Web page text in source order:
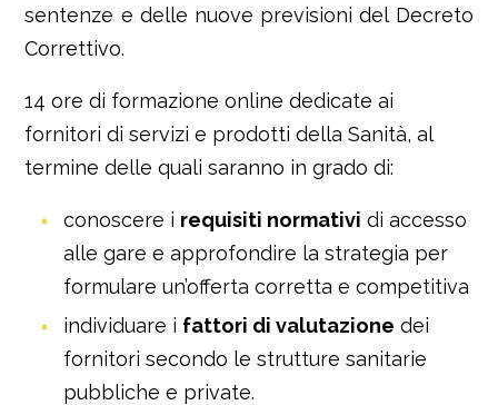
sentenze e delle nuove previsioni del Decreto
Correttivo.
14 ore di formazione online dedicate ai
fornitori di servizi e prodotti della Sanità, al
termine delle quali saranno in grado di:
conoscere i requisiti normativi di accesso
alle gare e approfondire la strategia per
formulare un’offerta corretta e competitiva
individuare i fattori di valutazione dei
fornitori secondo le strutture sanitarie
pubbliche e private.